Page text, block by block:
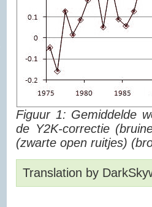
Figuur 1: Gemiddelde
de Y2K-correctie
(zwarte open ruitjes)
Translation by